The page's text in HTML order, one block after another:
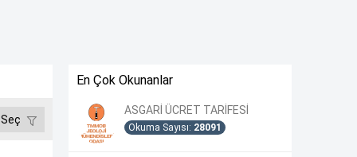
En Çok Okunanlar
ASGARİ ÜCRET TARİFESİ
Okuma Sayısı: 28091